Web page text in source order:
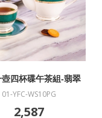
壺四杯碟午茶組-翡翠
01-YFC-WS10PG
2,587